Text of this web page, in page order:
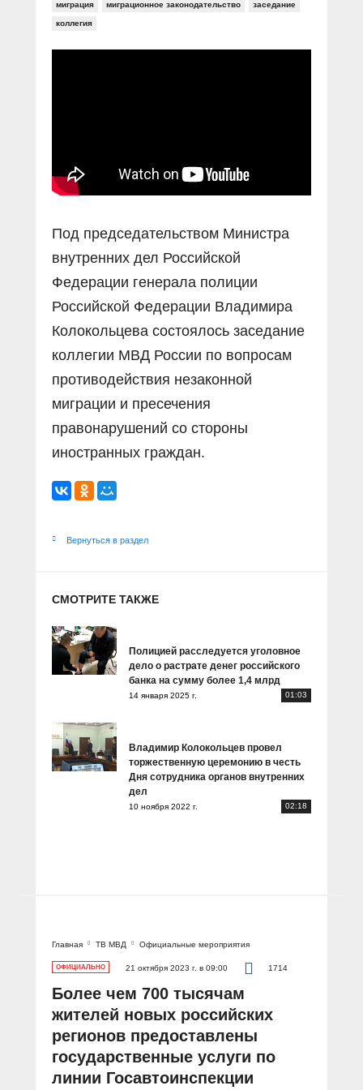
Социальные ролики
Прямой разговор
В знании сила
Специальный репортаж
Газета «Щит и меч»
Журнал «Полиция России»
О ПОРТАЛЕ
миграция миграционное законодательство заседание
коллегия
Под председательством Министра
внутренних дел Российской
Федерации генерала полиции
Российской Федерации Владимира
Колокольцева состоялось заседание
коллегии МВД России по вопросам
противодействия незаконной
миграции и пресечения
правонарушений со стороны
иностранных граждан.
Вернуться в раздел
СМОТРИТЕ ТАКЖЕ
Полицией расследуется уголовное
дело о растрате денег российского
банка на сумму более 1,4 млрд
14 января 2025 г. 01:03
Владимир Колокольцев провел
торжественную церемонию в честь
Дня сотрудника органов внутренних
дел
10 ноября 2022 г. 02:18
Главная ТВ МВД Официальные мероприятия
ОФИЦИАЛЬНО 21 октября 2023 г. в 09:00 1714
Более чем 700 тысячам
жителей новых российских
регионов предоставлены
государственные услуги по
линии Госавтоинспекции